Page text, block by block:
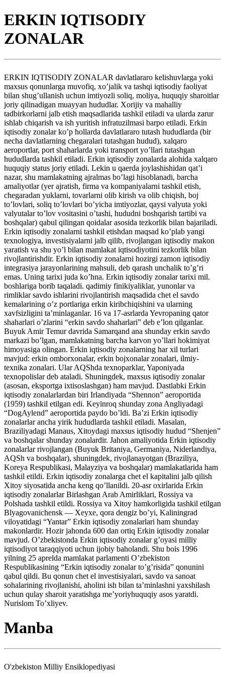
ERKIN IQTISODIY
ZONALAR
ERKIN IQTISODIY ZONALAR davlatlararo kelishuvlarga yoki
maxsus qonunlarga muvofiq, xo’jalik va tashqi iqtisodiy faoliyat
bilan shug’ullanish uchun imtiyozli soliq, moliya, huquqiy sharoitlar
joriy qilinadigan muayyan hududlar. Xorijiy va mahalliy
tadbirkorlarni jalb etish maqsadlarida tashkil etiladi va ularda zarur
ishlab chiqarish va ish yuritish infratuzilmasi barpo etiladi. Erkin
iqtisodiy zonalar ko’p hollarda davlatlararo tutash hududlarda (bir
necha davlatlarning chegaralari tutashgan hudud), xalqaro
aeroportlar, port shaharlarda yoki transport yo’llari tutashgan
hududlarda tashkil etiladi. Erkin iqtisodiy zonalarda alohida xalqaro
huquqiy status joriy etiladi. Lekin u qaerda joylashishidan qat’i
nazar, shu mamlakatning ajralmas bo’lagi hisoblanadi, barcha
amaliyotlar (yer ajratish, firma va kompaniyalarni tashkil etish,
chegaradan yuklarni, tovarlarni olib kirish va olib chiqish, boj
to’lovlari, soliq to’lovlari bo’yicha imtiyozlar, qaysi valyuta yoki
valyutalar to’lov vositasini o’tashi, hududni boshqarish tartibi va
boshqalar) qabul qilingan qoidalar asosida tezkorlik bilan bajariladi.
Erkin iqtisodiy zonalarni tashkil etishdan maqsad ko’plab yangi
texnologiya, investisiyalarni jalb qilib, rivojlangan iqtisodiy makon
yaratish va shu yo’l bilan mamlakat iqtisodiyotini tezkorlik bilan
rivojlantirishdir. Erkin iqtisodiy zonalarni hozirgi zamon iqtisodiy
integrasiya jarayonlarining mahsuli, deb qarash unchalik to’g’ri
emas. Uning tarixi juda ko’hna. Erkin iqtisodiy zonalar tarixi mil.
boshlariga borib taqaladi. qadimiy finikiyaliklar, yunonlar va
rimliklar savdo ishlarini rivojlantirish maqsadida chet el savdo
kemalarining o’z portlariga erkin kiribchiqishini va ularning
xavfsizligini ta’minlaganlar. 16 va 17-asrlarda Yevropaning qator
shaharlari o’zlarini “erkin savdo shaharlari” deb e’lon qilganlar.
Buyuk Amir Temur davrida Samarqand ana shunday erkin savdo
markazi bo’lgan, mamlakatning barcha karvon yo’llari hokimiyat
himoyasiga olingan. Erkin iqtisodiy zonalarning har xil turlari
mavjud: erkin omborxonalar, erkin bojxonalar zonalari, ilmiy-
texnika zonalari. Ular AQShda texnoparklar, Yaponiyada
texnopolislar deb ataladi. Shuningdek, maxsus iqtisodiy zonalar
(asosan, eksportga ixtisoslashgan) ham mavjud. Dastlabki Erkin
iqtisodiy zonalarlardan biri Irlandiyada “Shennon” aeroportida
(1959) tashkil etilgan edi. Keyinroq shunday zona Angliyadagi
“DogAylend” aeroportida paydo bo’ldi. Ba’zi Erkin iqtisodiy
zonalarlar ancha yirik hududlarda tashkil etiladi. Masalan,
Braziliyadagi Manaus, Xitoydagi maxsus iqtisodiy hudud “Shenjen”
va boshqalar shunday zonalardir. Jahon amaliyotida Erkin iqtisodiy
zonalarlar rivojlangan (Buyuk Britaniya, Germaniya, Niderlandiya,
AQSh va boshqalar), shuningdek, rivojlanayotgan (Braziliya,
Koreya Respublikasi, Malayziya va boshqalar) mamlakatlarida ham
tashkil etildi. Erkin iqtisodiy zonalarga chet el kapitalini jalb qilish
Xitoy siyosatida ancha keng qo’llanildi. 20-asr oxirlarida Erkin
iqtisodiy zonalarlar Birlashgan Arab Amirliklari, Rossiya va
Polshada tashkil etildi. Rossiya va Xitoy hamkorligida tashkil etilgan
Blyagovanichensk — Xeyxe, qora dengiz bo’yi, Kaliningrad
viloyatidagi “Yantar” Erkin iqtisodiy zonalarlari ham shunday
makonlardir. Hozir jahonda 600 dan ortiq Erkin iqtisodiy zonalar
mavjud. O’zbekistonda Erkin iqtisodiy zonalar g’oyasi milliy
iqtisodiyot taraqqiyoti uchun ijobiy baholandi. Shu bois 1996
yilning 25 aprelda mamlakat parlamenti O’zbekiston
Respublikasining “Erkin iqtisodiy zonalar to’g’risida” qonunini
qabul qildi. Bu qonun chet el investisiyalari, savdo va sanoat
sohalarining rivojlanishi, aholini ish bilan ta’minlashni yaxshilash
uchun qulay sharoit yaratishga me’yoriyhuquqiy asos yaratdi.
Nurislom To’xliyev.
Manba
O'zbekiston Milliy Ensiklopediyasi